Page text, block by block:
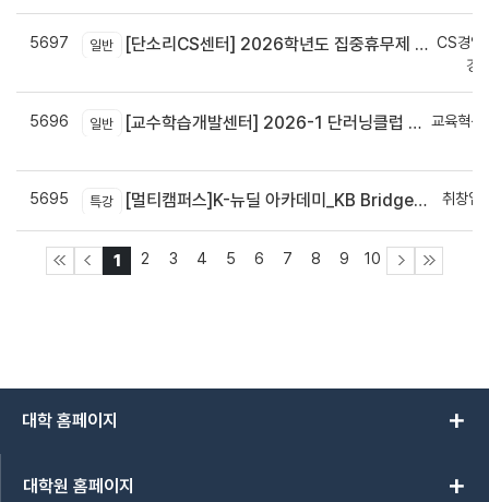
5697 일반 [단소리CS센터] 2026학년도 집중휴무제 안내 (EMS 및 이메일 발송 접수기한 : 7/24(금) 오후 12시까지)
CS경영
경
5696 일반 [교수학습개발센터] 2026-1 단러닝클럽 Best Practice 공모전 결과 안내
교육혁신
5695 특강 [멀티캠퍼스]K-뉴딜 아카데미_KB Bridge 과정 취창업
1 2 3 4 5 6 7 8 9 10
대학 홈페이지 add
대학원 홈페이지 add